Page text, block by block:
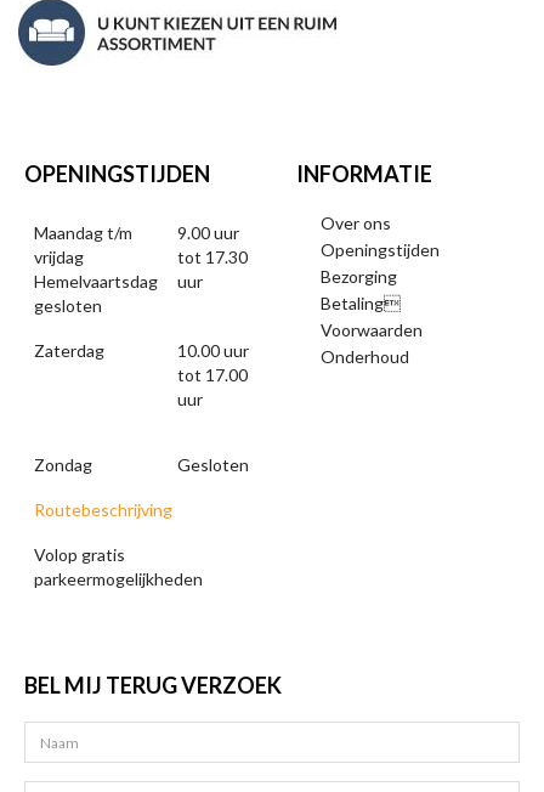
OPENINGSTIJDEN
Maandag t/m
vrijdag
Hemelvaartsdag
gesloten
9.00 uur
tot 17.30
uur
Zaterdag
10.00 uur
tot 17.00
uur
Zondag Gesloten
Routebeschrijving
Volop gratis
parkeermogelijkheden
INFORMATIE
Over ons
Openingstijden
Bezorging
Betaling
Voorwaarden
Onderhoud
BEL MIJ TERUG VERZOEK